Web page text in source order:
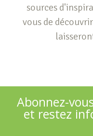
sources
vous de
Abonnez-
et restez